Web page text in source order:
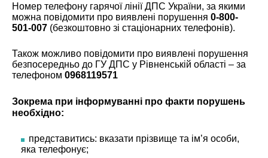
Номер телефону гарячої лінії ДПС України, за якими
можна повідомити про виявлені порушення 0-800-
501-007 (безкоштовно зі стаціонарних телефонів).
Також можливо повідомити про виявлені порушення
безпосередньо до ГУ ДПС у Рівненській області – за
телефоном 0968119571
Зокрема при інформуванні про факти порушень
необхідно:
представитись: вказати прізвище та ім’я особи,
яка телефонує;